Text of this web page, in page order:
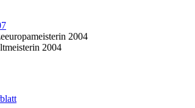
2004
2004